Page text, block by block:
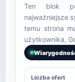
Ten blok
najważniejsze
temu strona
użytkownika,
Liczba ofert